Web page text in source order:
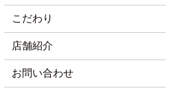
こだわり
店舗紹介
お問い合わせ